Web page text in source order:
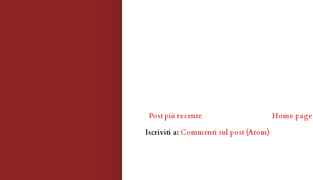
Post più recente
Home page
Iscriviti a: Commenti sul post (Atom)